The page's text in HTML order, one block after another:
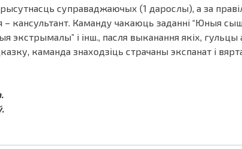
суправаджаючых (1 дарослы), а за
кансультант. Каманду чакаюць заданні “Юныя
экстрымалы” і інш., пасля выканання якіх,
каманда знаходзіць страчаны экспанат і